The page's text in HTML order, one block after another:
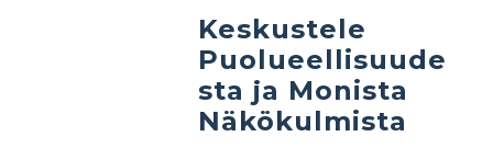
Keskustele
Puolueellisuude
sta ja Monista
Näkökulmista